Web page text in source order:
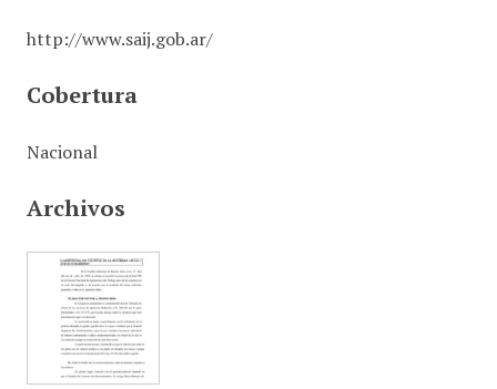
http://www.saij.gob.ar/
Cobertura
Nacional
Archivos